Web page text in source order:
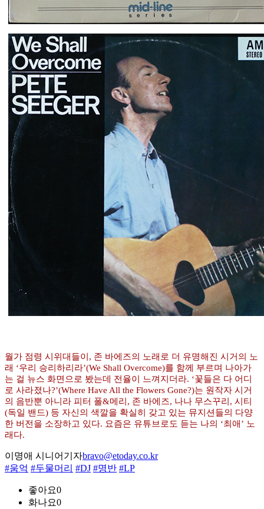
월가 점령 시위대들이, 존 바에즈의 노래로 더 유명해진 시거의 노
래 ‘우리 승리하리라’(We Shall Overcome)를 함께 부르며 나아가
는 걸 뉴스 화면으로 봤는데 전율이 느껴지더라. ‘꽃들은 다 어디
로 사라졌나?’(Where Have All the Flowers Gone?)는 원작자 시거
의 음반뿐 아니라 피터 폴&메리, 존 바에즈, 나나 무스꾸리, 시티
(독일 밴드) 등 자신의 색깔을 확실히 갖고 있는 뮤지션들의 다양
한 버전을 소장하고 있다. 요즘은 유튜브로도 듣는 나의 ‘최애’ 노
래다.
이명애 시니어기자bravo@etoday.co.kr
#움억 #두물머리 #DJ #명반 #LP
좋아요0
화나요0